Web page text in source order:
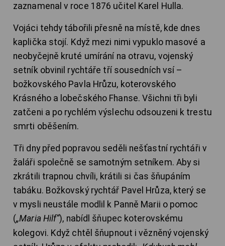
zaznamenal v roce 1876 učitel Karel Hulla.
Vojáci tehdy tábořili přesně na místě, kde dnes
kaplička stojí. Když mezi nimi vypuklo masové a
neobyčejně kruté umírání na otravu, vojenský
setník obvinil rychtáře tří sousedních vsí –
božkovského Pavla Hrůzu, koterovského
Krásného a lobečského Fhanse. Všichni tři byli
zatčeni a po rychlém výslechu odsouzeni k trestu
smrti oběšením.
Tři dny před popravou seděli nešťastní rychtáři v
žaláři společně se samotným setníkem. Aby si
zkrátili trapnou chvíli, krátili si čas šňupáním
tabáku. Božkovský rychtář Pavel Hrůza, který se
v mysli neustále modlil k Panně Marii o pomoc
(„Maria Hilf“), nabídl šňupec koterovskému
kolegovi. Když chtěl šňupnout i vězněný vojenský